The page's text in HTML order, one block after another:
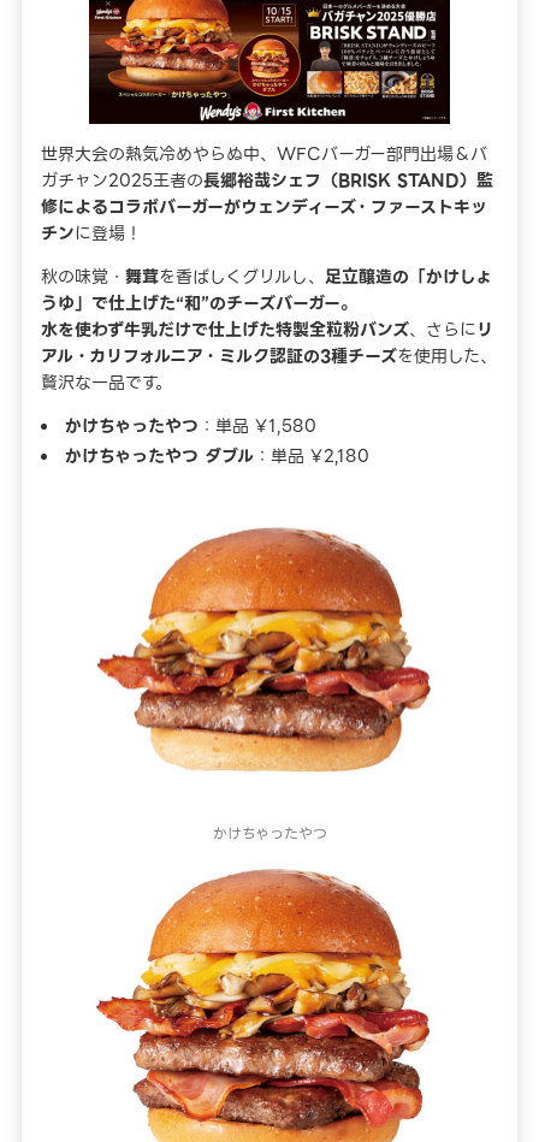
世界大会の熱気冷めやらぬ中、WFCバーガー部門出場＆バ
ガチャン2025王者の長郷裕哉シェフ（BRISK STAND）監
修によるコラボバーガーがウェンディーズ・ファーストキッ
チンに登場！
秋の味覚・舞茸を香ばしくグリルし、足立醸造の「かけしょ
うゆ」で仕上げた“和”のチーズバーガー。
水を使わず牛乳だけで仕上げた特製全粒粉バンズ、さらにリ
アル・カリフォルニア・ミルク認証の3種チーズを使用した、
贅沢な一品です。
かけちゃったやつ ：単品 ¥1,580
かけちゃったやつ ダブル ：単品 ¥2,180
かけちゃったやつ